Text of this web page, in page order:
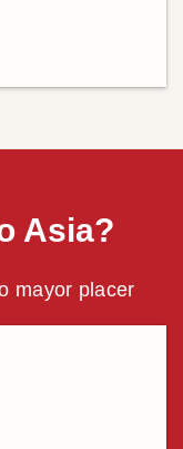
Asia?
mayor placer